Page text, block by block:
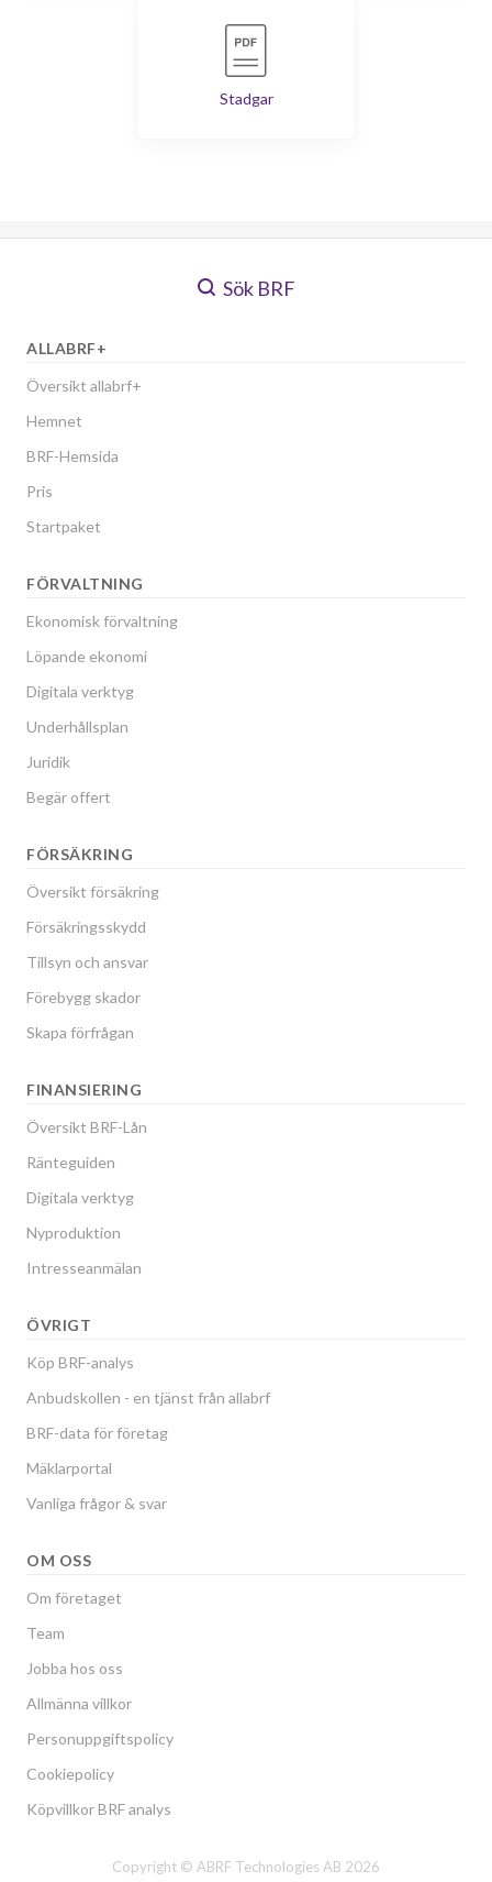
Stadgar
Sök BRF
ALLABRF+
Översikt allabrf+
Hemnet
BRF-Hemsida
Pris
Startpaket
FÖRVALTNING
Ekonomisk förvaltning
Löpande ekonomi
Digitala verktyg
Underhållsplan
Juridik
Begär offert
FÖRSÄKRING
Översikt försäkring
Försäkringsskydd
Tillsyn och ansvar
Förebygg skador
Skapa förfrågan
FINANSIERING
Översikt BRF-Lån
Ränteguiden
Digitala verktyg
Nyproduktion
Intresseanmälan
ÖVRIGT
Köp BRF-analys
Anbudskollen - en tjänst från allabrf
BRF-data för företag
Mäklarportal
Vanliga frågor & svar
OM OSS
Om företaget
Team
Jobba hos oss
Allmänna villkor
Personuppgiftspolicy
Cookiepolicy
Köpvillkor BRF analys
Copyright © ABRF Technologies AB 2026